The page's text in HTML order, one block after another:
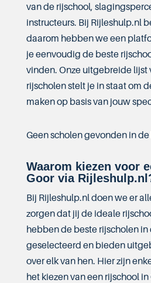
van de rijschool,
instructeurs. Bij Rijleshulp.nl
daarom hebben we een
je eenvoudig de beste
vinden. Onze uitgebreide lijst
rijscholen stelt je in staat om
maken op basis van jouw
Geen scholen gevonden in
Waarom kiezen voor
Goor via
Bij Rijleshulp.nl doen we er
zorgen dat jij de ideale
hebben de beste rijscholen
geselecteerd en bieden
over elk van hen. Hier zijn
het kiezen van een rijschool in